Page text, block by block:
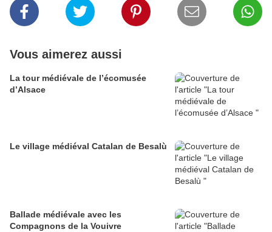
Vous aimerez aussi
La tour médiévale de l’écomusée
d’Alsace
Le village médiéval Catalan de Besalù
Ballade médiévale avec les
Compagnons de la Vouivre